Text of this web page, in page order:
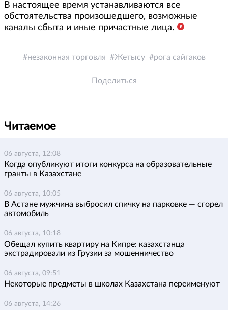
В настоящее время устанавливаются все
обстоятельства произошедшего, возможные
каналы сбыта и иные причастные лица.
незаконная торговля Жетысу рога сайгаков
Поделиться
Читаемое
06 августа, 12:08
Когда опубликуют итоги конкурса на образовательные
гранты в Казахстане
06 августа, 10:05
В Астане мужчина выбросил спичку на парковке — сгорел
автомобиль
06 августа, 10:18
Обещал купить квартиру на Кипре: казахстанца
экстрадировали из Грузии за мошенничество
06 августа, 09:51
Некоторые предметы в школах Казахстана переименуют
06 августа, 14:26